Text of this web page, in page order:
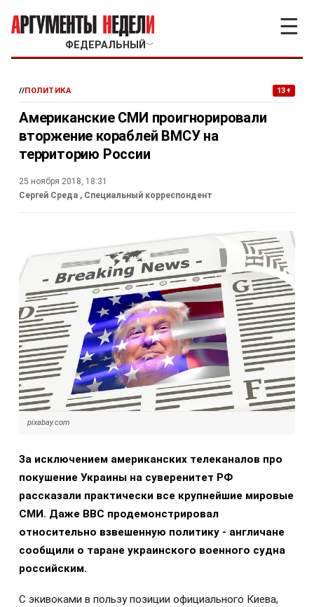
ФЕДЕРАЛЬНЫЙ ﹀
☰
//ПОЛИТИКА 13+
Американские СМИ проигнорировали
вторжение кораблей ВМСУ на
территорию России
25 ноября 2018, 18:31
Сергей Среда , Специальный корреспондент
pixabay.com
За исключением американских телеканалов про
покушение Украины на суверенитет РФ
рассказали практически все крупнейшие мировые
СМИ. Даже BBC продемонстрировал
относительно взвешенную политику - англичане
сообщили о таране украинского военного судна
российским.
С экивоками в пользу позиции официального Киева,